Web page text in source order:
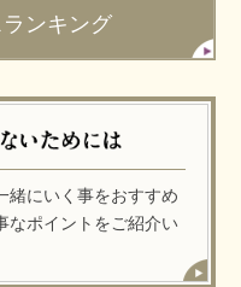
ンキング
緒にいく事をおすすめ
なポイントをご紹介い